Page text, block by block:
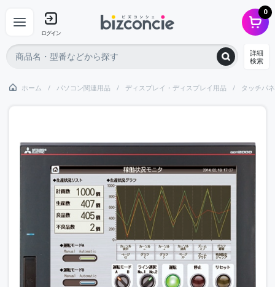
ログイン
0
詳細
検索
ホーム パソコン関連用品 ディスプレイ・ディスプレイ用品 タッチパ